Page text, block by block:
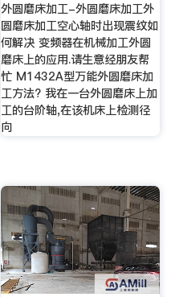
外圆磨床加工-外圆磨床加工外
圆磨床加工空心轴时出现震纹如
何解决 变频器在机械加工外圆
磨床上的应用.请生意经朋友帮
忙 M1432A型万能外圆磨床加
工方法? 我在一台外圆磨床上加
工的台阶轴,在该机床上检测径
向